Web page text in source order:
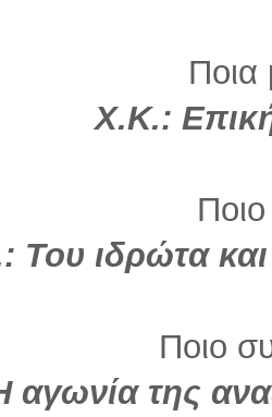
Ποια
Χ.Κ.:
Του ιδρώτα
Ποιο
της